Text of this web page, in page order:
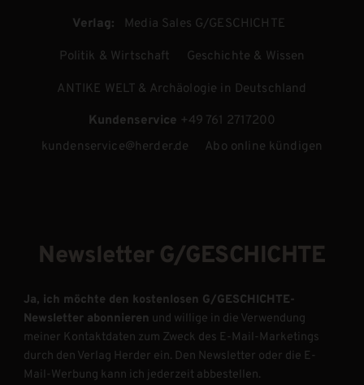
Verlag: Media Sales G/GESCHICHTE
Politik & Wirtschaft Geschichte & Wissen
ANTIKE WELT & Archäologie in Deutschland
Kundenservice +49 761 2717200
kundenservice@herder.de
Abo online kündigen
Newsletter G/GESCHICHTE
Ja, ich möchte den kostenlosen G/GESCHICHTE-
Newsletter abonnieren und willige in die Verwendung
meiner Kontaktdaten zum Zweck des E-Mail-Marketings
durch den Verlag Herder ein. Den Newsletter oder die E-
Mail-Werbung kann ich jederzeit abbestellen.